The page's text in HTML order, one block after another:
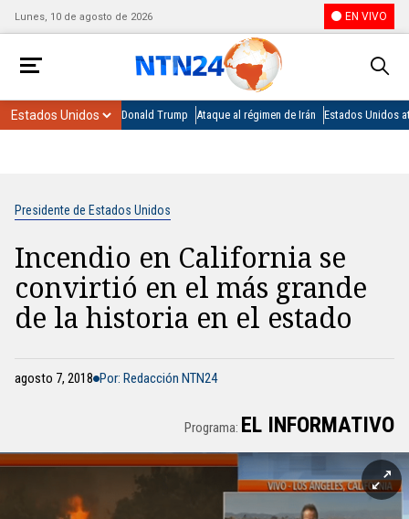
Lunes, 10 de agosto de 2026 EN VIVO
Donald Trump Ataque al régimen de Irán Estados Unidos
Presidente de Estados Unidos
Incendio en California se
convirtió en el más grande
de la historia en el estado
agosto 7, 2018 Por: Redacción NTN24
Programa: EL INFORMATIVO